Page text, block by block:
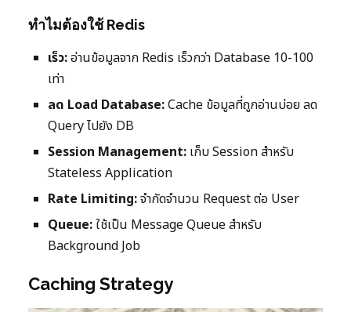
ทำไมต้องใช้ Redis
เร็ว:อ่านข้อมูลจาก Redis เร็วกว่า Database 10-100
เท่า
ลด Load Database:Cache ข้อมูลที่ถูกอ่านบ่อย ลด
Query ไปยัง DB
Session Management: เก็บ Session สำหรับ
Stateless Application
Rate Limiting:จำกัดจำนวน Request ต่อ User
Queue:ใช้เป็น Message Queue สำหรับ
Background Job
Caching Strategy